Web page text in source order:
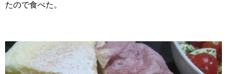
たので食べた。